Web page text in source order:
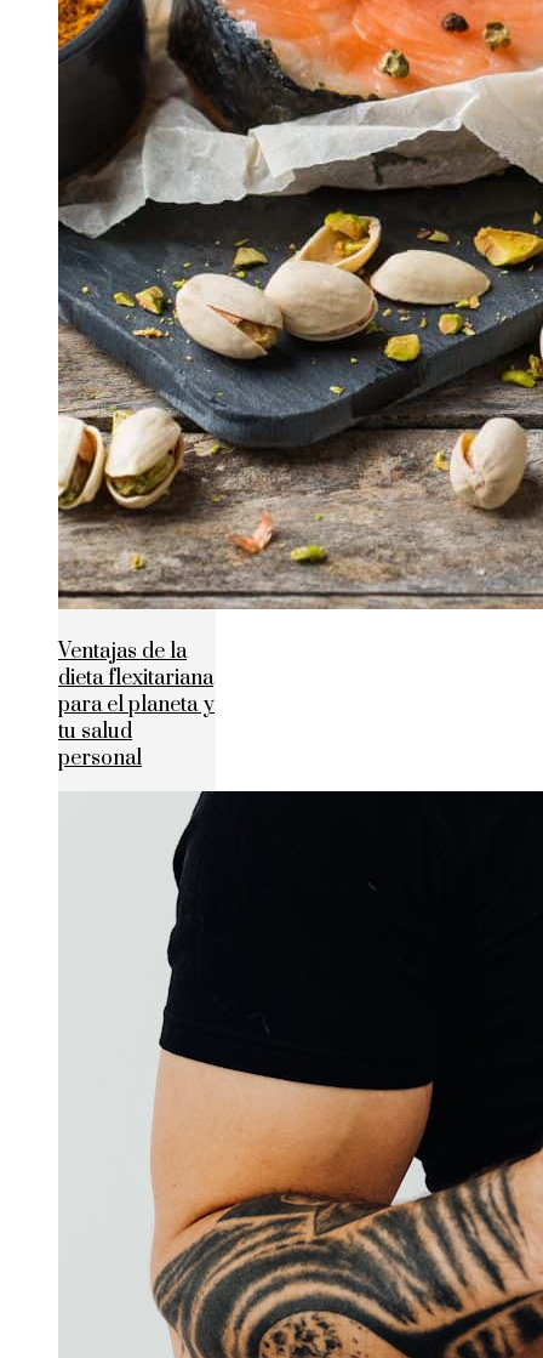
Ventajas de la
dieta flexitariana
para el planeta y
tu salud
personal